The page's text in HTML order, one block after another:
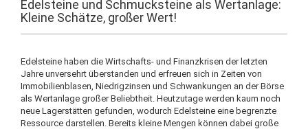
Edelsteine und Schmucksteine als Wertanlage:
Kleine Schätze, großer Wert!
Edelsteine haben die Wirtschafts- und Finanzkrisen der letzten
Jahre unversehrt überstanden und erfreuen sich in Zeiten von
Immobilienblasen, Niedrigzinsen und Schwankungen an der Börse
als Wertanlage großer Beliebtheit. Heutzutage werden kaum noch
neue Lagerstätten gefunden, wodurch Edelsteine eine begrenzte
Ressource darstellen. Bereits kleine Mengen können dabei große